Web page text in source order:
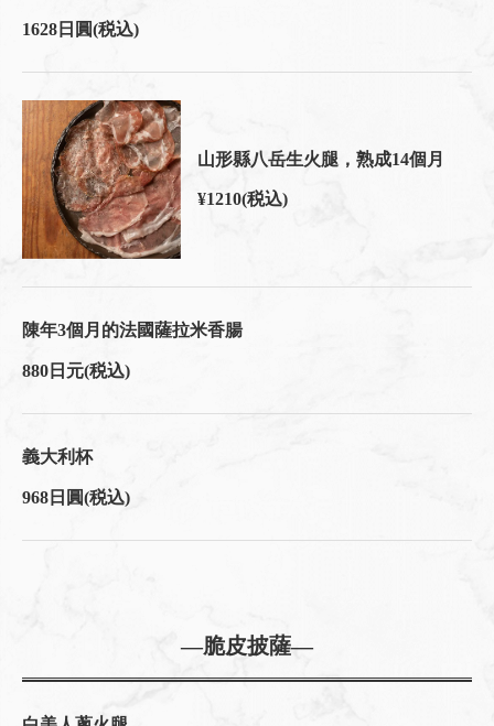
1628日圓(税込)
山形縣八岳生火腿，熟成14個月
¥1210(税込)
陳年3個月的法國薩拉米香腸
880日元(税込)
義大利杯
968日圓(税込)
―脆皮披薩―